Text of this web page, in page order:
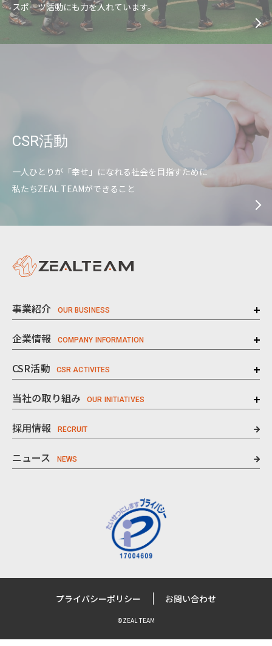
スポーツ活動にも力を入れています。
CSR活動
一人ひとりが「幸せ」になれる社会を目指すために
私たちZEAL TEAMができること
事業紹介
企業情報
CSR活動
当社の取り組み
採用情報
ニュース
プライバシーポリシー お問い合わせ
©ZEAL TEAM